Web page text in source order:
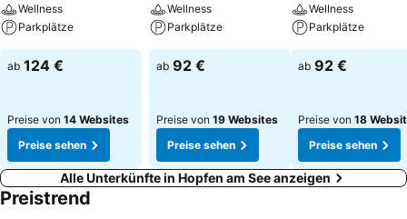
Wellness
Parkplätze
ab 124 €
Preise von 14 Websites
Preise sehen
Wellness
Parkplätze
ab 92 €
Preise von 19 Websites
Preise sehen
Wellness
Parkplätze
ab 92 €
Preise von 18
Preise sehen
Alle Unterkünfte in Hopfen am See anzeigen
Preistrend